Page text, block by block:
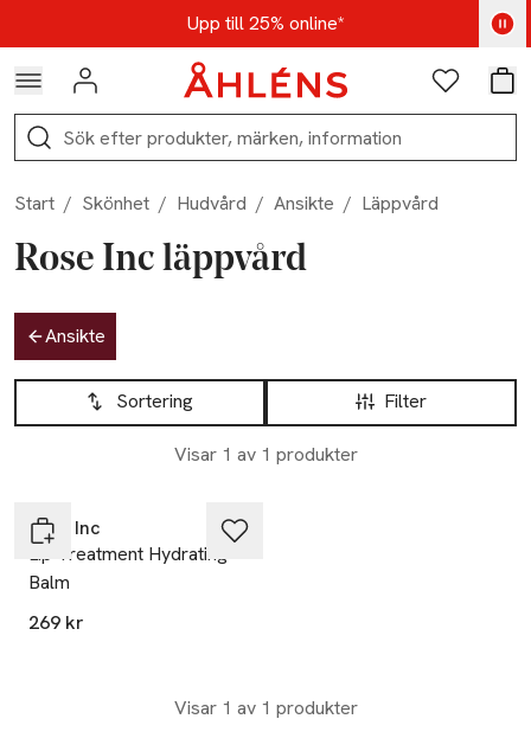
Hoppa till navigationsmenynUpp till 25% online*
Kod: AUG25 - Shoppa nu
Logga in Favoriter
Sök
Start / Skönhet / Hudvård / Ansikte / Läppvård
Rose Inc läppvård
Hoppa till produktsidan
Ansikte
Hoppa till produktsidan
Filter
Sortering
Visar 1 av 1 produkter
Lista över produkter
Rose Inc
Lip Treatment Hydrating
Balm
269 kr
Visar 1 av 1 produkter